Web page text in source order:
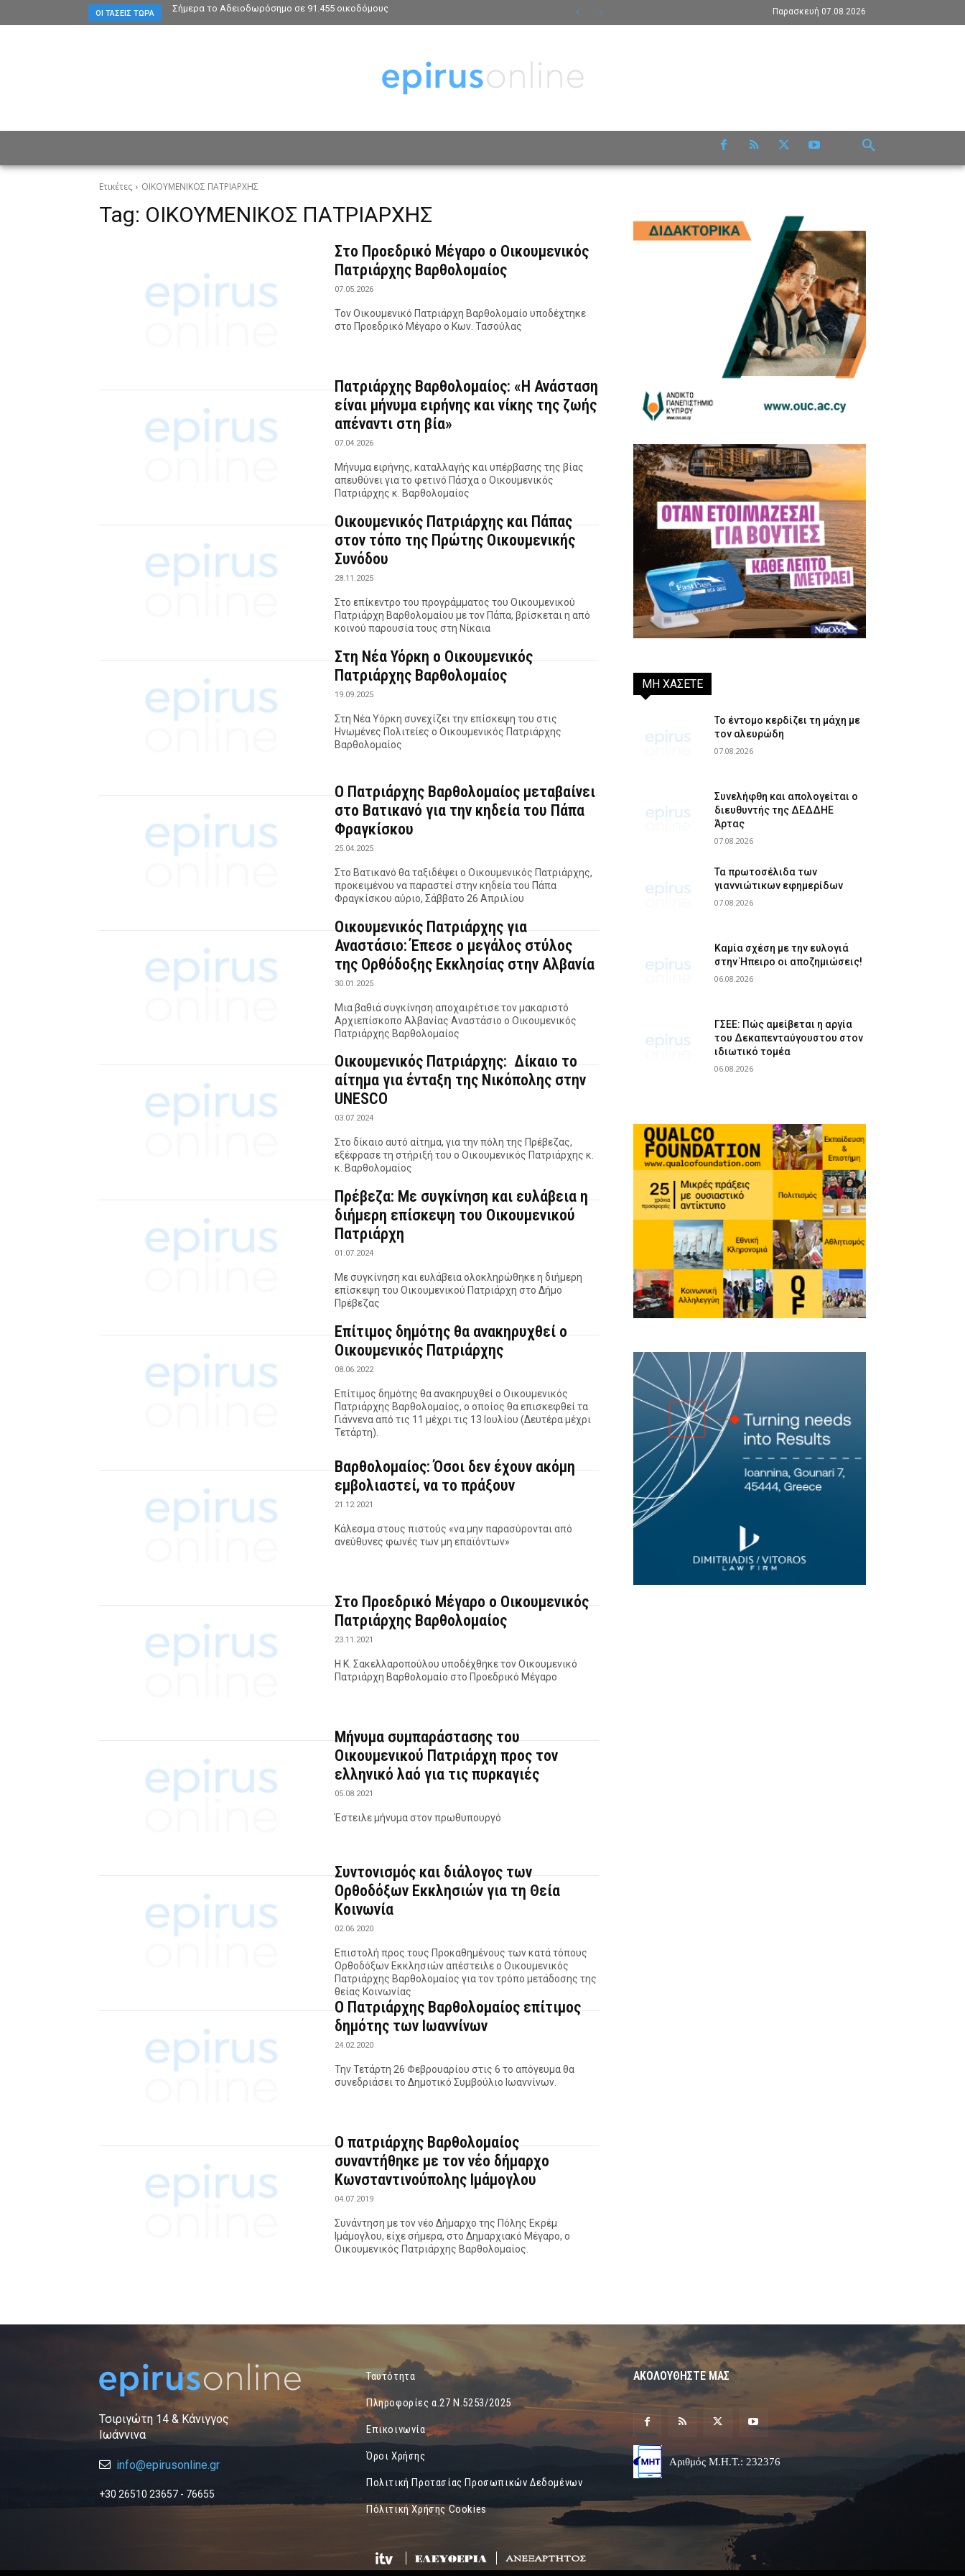
ΟΙ ΤΆΣΕΙΣ ΤΏΡΑ Σήμερα το Αδειοδωρόσημο σε 91.455 οικοδόμους Παρασκευή 07.08.2026
Ετικέτες ΟΙΚΟΥΜΕΝΙΚΟΣ ΠΑΤΡΙΑΡΧΗΣ
Tag: ΟΙΚΟΥΜΕΝΙΚΟΣ ΠΑΤΡΙΑΡΧΗΣ
Στο Προεδρικό Μέγαρο ο Οικουμενικός
Πατριάρχης Βαρθολομαίος
07.05.2026
Τον Οικουμενικό Πατριάρχη Βαρθολομαίο υποδέχτηκε
στο Προεδρικό Μέγαρο ο Κων. Τασούλας
Πατριάρχης Βαρθολομαίος: «Η Ανάσταση
είναι μήνυμα ειρήνης και νίκης της ζωής
απέναντι στη βία»
07.04.2026
Μήνυμα ειρήνης, καταλλαγής και υπέρβασης της βίας
απευθύνει για το φετινό Πάσχα ο Οικουμενικός
Πατριάρχης κ. Βαρθολομαίος
Οικουμενικός Πατριάρχης και Πάπας
στον τόπο της Πρώτης Οικουμενικής
Συνόδου
28.11.2025
Στο επίκεντρο του προγράμματος του Οικουμενικού
Πατριάρχη Βαρθολομαίου με τον Πάπα, βρίσκεται η από
κοινού παρουσία τους στη Νίκαια
Στη Νέα Υόρκη ο Οικουμενικός
Πατριάρχης Βαρθολομαίος
19.09.2025
Στη Νέα Υόρκη συνεχίζει την επίσκεψη του στις
Ηνωμένες Πολιτείες ο Οικουμενικός Πατριάρχης
Βαρθολομαίος
Ο Πατριάρχης Βαρθολομαίος μεταβαίνει
στο Βατικανό για την κηδεία του Πάπα
Φραγκίσκου
25.04.2025
Στο Βατικανό θα ταξιδέψει ο Οικουμενικός Πατριάρχης,
προκειμένου να παραστεί στην κηδεία του Πάπα
Φραγκίσκου αύριο, Σάββατο 26 Απριλίου
Οικουμενικός Πατριάρχης για
Αναστάσιο: Έπεσε ο μεγάλος στύλος
της Ορθόδοξης Εκκλησίας στην Αλβανία
30.01.2025
Μια βαθιά συγκίνηση αποχαιρέτισε τον μακαριστό
Αρχιεπίσκοπο Αλβανίας Αναστάσιο ο Οικουμενικός
Πατριάρχης Βαρθολομαίος
Οικουμενικός Πατριάρχης: Δίκαιο το
αίτημα για ένταξη της Νικόπολης στην
UNESCO
03.07.2024
Στο δίκαιο αυτό αίτημα, για την πόλη της Πρέβεζας,
εξέφρασε τη στήριξή του ο Οικουμενικός Πατριάρχης κ.
κ. Βαρθολομαίος
Πρέβεζα: Με συγκίνηση και ευλάβεια η
διήμερη επίσκεψη του Οικουμενικού
Πατριάρχη
01.07.2024
Με συγκίνηση και ευλάβεια ολοκληρώθηκε η διήμερη
επίσκεψη του Οικουμενικού Πατριάρχη στο Δήμο
Πρέβεζας
Επίτιμος δημότης θα ανακηρυχθεί ο
Οικουμενικός Πατριάρχης
08.06.2022
Επίτιμος δημότης θα ανακηρυχθεί ο Οικουμενικός
Πατριάρχης Βαρθολομαίος, ο οποίος θα επισκεφθεί τα
Γιάννενα από τις 11 μέχρι τις 13 Ιουλίου (Δευτέρα μέχρι
Τετάρτη).
Βαρθολομαίος: Όσοι δεν έχουν ακόμη
εμβολιαστεί, να το πράξουν
21.12.2021
Κάλεσμα στους πιστούς «να μην παρασύρονται από
ανεύθυνες φωνές των μη επαϊόντων»
Στο Προεδρικό Μέγαρο ο Οικουμενικός
Πατριάρχης Βαρθολομαίος
23.11.2021
Η Κ. Σακελλαροπούλου υποδέχθηκε τον Οικουμενικό
Πατριάρχη Βαρθολομαίο στο Προεδρικό Μέγαρο
Μήνυμα συμπαράστασης του
Οικουμενικού Πατριάρχη προς τον
ελληνικό λαό για τις πυρκαγιές
05.08.2021
Έστειλε μήνυμα στον πρωθυπουργό
Συντονισμός και διάλογος των
Ορθοδόξων Εκκλησιών για τη Θεία
Κοινωνία
02.06.2020
Επιστολή προς τους Προκαθημένους των κατά τόπους
Ορθοδόξων Εκκλησιών απέστειλε ο Οικουμενικός
Πατριάρχης Βαρθολομαίος για τον τρόπο μετάδοσης της
θείας Κοινωνίας
Ο Πατριάρχης Βαρθολομαίος επίτιμος
δημότης των Ιωαννίνων
24.02.2020
Την Τετάρτη 26 Φεβρουαρίου στις 6 το απόγευμα θα
συνεδριάσει το Δημοτικό Συμβούλιο Ιωαννίνων.
Ο πατριάρχης Βαρθολομαίος
συναντήθηκε με τον νέο δήμαρχο
Κωνσταντινούπολης Ιμάμογλου
04.07.2019
Συνάντηση με τον νέο Δήμαρχο της Πόλης Εκρέμ
Ιμάμογλου, είχε σήμερα, στο Δημαρχιακό Μέγαρο, ο
Οικουμενικός Πατριάρχης Βαρθολομαίος.
ΜΗ ΧΑΣΕΤΕ
Το έντομο κερδίζει τη μάχη με
τον αλευρώδη
07.08.2026
Συνελήφθη και απολογείται ο
διευθυντής της ΔΕΔΔΗΕ
Άρτας
07.08.2026
Τα πρωτοσέλιδα των
γιαννιώτικων εφημερίδων
07.08.2026
Καμία σχέση με την ευλογιά
στην Ήπειρο οι αποζημιώσεις!
06.08.2026
ΓΣΕΕ: Πώς αμείβεται η αργία
του Δεκαπενταύγουστου στον
ιδιωτικό τομέα
06.08.2026
Τσιριγώτη 14 & Κάνιγγος
Ιωάννινα
info@epirusonline.gr
+30 26510 23657 - 76655
Ταυτότητα
Πληροφορίες α.27 Ν.5253/2025
Επικοινωνία
Όροι Χρήσης
Πολιτική Προτασίας Προσωπικών Δεδομένων
Πόλιτική Χρήσης Cookies
ΑΚΟΛΟΥΘΗΣΤΕ ΜΑΣ
Αριθμός Μ.Η.Τ.: 232376